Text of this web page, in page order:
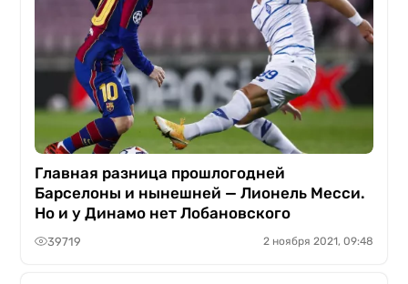
Главная разница прошлогодней
Барселоны и нынешней — Лионель Месси.
Но и у Динамо нет Лобановского
39719 2 ноября 2021, 09:48